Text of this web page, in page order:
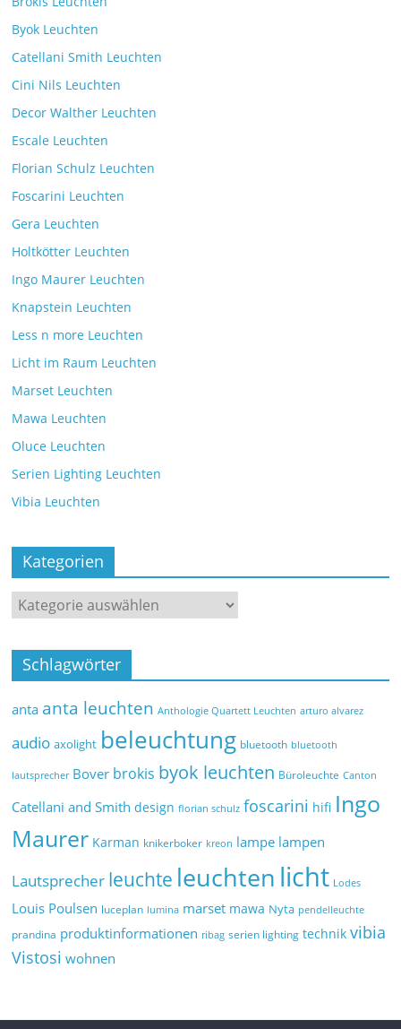
Byok Leuchten
Catellani Smith Leuchten
Cini Nils Leuchten
Decor Walther Leuchten
Escale Leuchten
Florian Schulz Leuchten
Foscarini Leuchten
Gera Leuchten
Holtkötter Leuchten
Ingo Maurer Leuchten
Knapstein Leuchten
Less n more Leuchten
Licht im Raum Leuchten
Marset Leuchten
Mawa Leuchten
Oluce Leuchten
Serien Lighting Leuchten
Vibia Leuchten
Kategorien
Schlagwörter
anta anta leuchten Anthologie Quartett Leuchten arturo alvarez
audio axolight beleuchtung bluetooth bluetooth
lautsprecher Bover brokis byok leuchten Büroleuchte Canton
Catellani and Smith design florian schulz foscarini hifi Ingo
Maurer Karman knikerboker kreon lampe lampen
Lautsprecher leuchte leuchten licht Lodes
Louis Poulsen luceplan lumina marset mawa Nyta pendelleuchte
prandina produktinformationen ribag serien lighting technik vibia
Vistosi wohnen